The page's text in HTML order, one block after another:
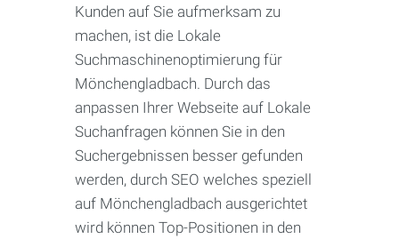
Kunden auf Sie aufmerksam zu
machen, ist die Lokale
Suchmaschinenoptimierung für
Mönchengladbach. Durch das
anpassen Ihrer Webseite auf Lokale
Suchanfragen können Sie in den
Suchergebnissen besser gefunden
werden, durch SEO welches speziell
auf Mönchengladbach ausgerichtet
wird können Top-Positionen in den